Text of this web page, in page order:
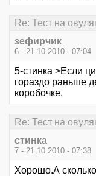
Re: Тест на
зефирчик
6 - 21.10.2010 - 07:04
5-стинка >Если
гораздо раньше
коробочке.
Re: Тест на
стинка
7 - 21.10.2010 - 07:38
Хорошо.А